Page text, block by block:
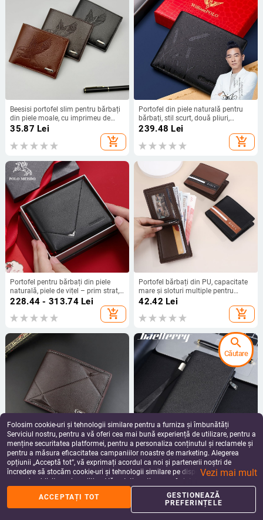
Beesisi portofel slim pentru bărbați
din piele moale, cu imprimeu de
vultur, ultra ușor, căptușeală din
35.87 Lei
add_shopping_cart
Portofel din piele naturală pentru
bărbați, stil scurt, două pliuri,
protecție anti-furt, căptușeală
poliester (Piele naturală; Primul
strat de piele de vită; Două pliuri;
239.48 Lei
add_shopping_cart
Portofel pentru bărbați din piele
naturală, piele de vițel – prim strat,
stil business, căptușeală din
228.44 - 313.74Lei
add_shopping_cart
Portofel bărbați din PU, capacitate
mare și sloturi multiple pentru
carduri, Bevis, design cu balama,
pentru depozitare, primăvara 2025
42.42 Lei
add_shopping_cart
Portofel bărbătesc din PU, stil
business, multifuncțional, model
geometric
79.81Lei
add_shopping_cart
Baellerry portofel masculin lung,
material PU, curea pentru mână,
capacitate mare, căptușeală
poliester, anti-furt
87.47Lei
add_shopping_cart
Folosim cookie-uri și tehnologii similare pentru a furniza și îmbunătăți
Serviciul nostru, pentru a vă oferi cea mai bună experiență de utilizare, pentru a
menține securitatea platformei, pentru a personaliza conținutul și reclamele și
pentru a măsura eficacitatea campaniilor noastre de marketing. Alegerea
opțiunii „Acceptă tot”, vă exprimați acordul ca noi și partenerii noștri de
încredere să stocăm cookie-uri și tehnologii similare pe dispozitivul dvs. în
scopuri publicitare și analitice. Vă puteți gestiona preferințele în orice moment
făcând clic pe „Gestionează preferințele”. Pentru mai multe informații, vă
rugăm să consultațiPolitica noastră de confidențialitate.
Vezi mai mult
ACCEPTAȚI TOT
GESTIONEAZĂ
PREFERINȚELE
search
Căutare